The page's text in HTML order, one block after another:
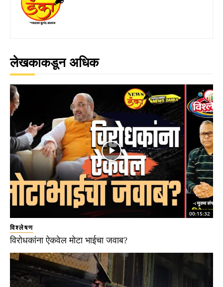
लेखकाकडून अधिक
00:15:32
विश्लेषण
विरोधकांना ऐकवेल मोटा भाईचा जवाब?